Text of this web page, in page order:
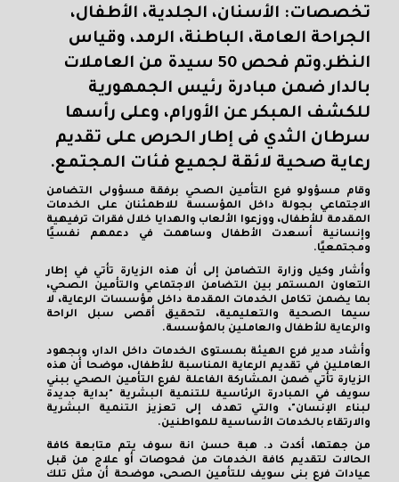
تخصصات: الأسنان، الجلدية، الأطفال،
الجراحة العامة، الباطنة، الرمد، وقياس
النظر.
وتم فحص 50 سيدة من العاملات
بالدار ضمن مبادرة رئيس الجمهورية
للكشف المبكر عن الأورام، وعلى رأسها
سرطان الثدي فى إطار الحرص على تقديم
رعاية صحية لائقة لجميع فئات المجتمع.
وقام مسؤولو فرع التأمين الصحي برفقة مسؤولى التضامن
الاجتماعي بجولة داخل المؤسسة للاطمئنان على الخدمات
المقدمة للأطفال، ووزعوا الألعاب والهدايا خلال فقرات ترفيهية
وإنسانية أسعدت الأطفال وساهمت في دعمهم نفسيًا
ومجتمعيًا.
وأشار وكيل وزارة التضامن إلى أن هذه الزيارة تأتي في إطار
التعاون المستمر بين التضامن الاجتماعي والتأمين الصحي،
بما يضمن تكامل الخدمات المقدمة داخل مؤسسات الرعاية، لا
سيما الصحية والتعليمية، لتحقيق أقصى سبل الراحة
والرعاية للأطفال والعاملين بالمؤسسة.
وأشاد مدير فرع الهيئة بمستوى الخدمات داخل الدار، وبجهود
العاملين في تقديم الرعاية المناسبة للأطفال، موضحا أن هذه
الزيارة تأتي ضمن المشاركة الفاعلة لفرع التأمين الصحي ببني
سويف في المبادرة الرئاسية للتنمية البشرية "بداية جديدة
لبناء الإنسان"، والتي تهدف إلى تعزيز التنمية البشرية
والارتقاء بالخدمات الأساسية للمواطنين.
من جهتها، أكدت د. هبة حسن انة سوف يتم متابعة كافة
الحالات لتقديم كافة الخدمات من فحوصات أو علاج من قبل
عيادات فرع بنى سويف للتأمين الصحى، موضحة أن مثل تلك